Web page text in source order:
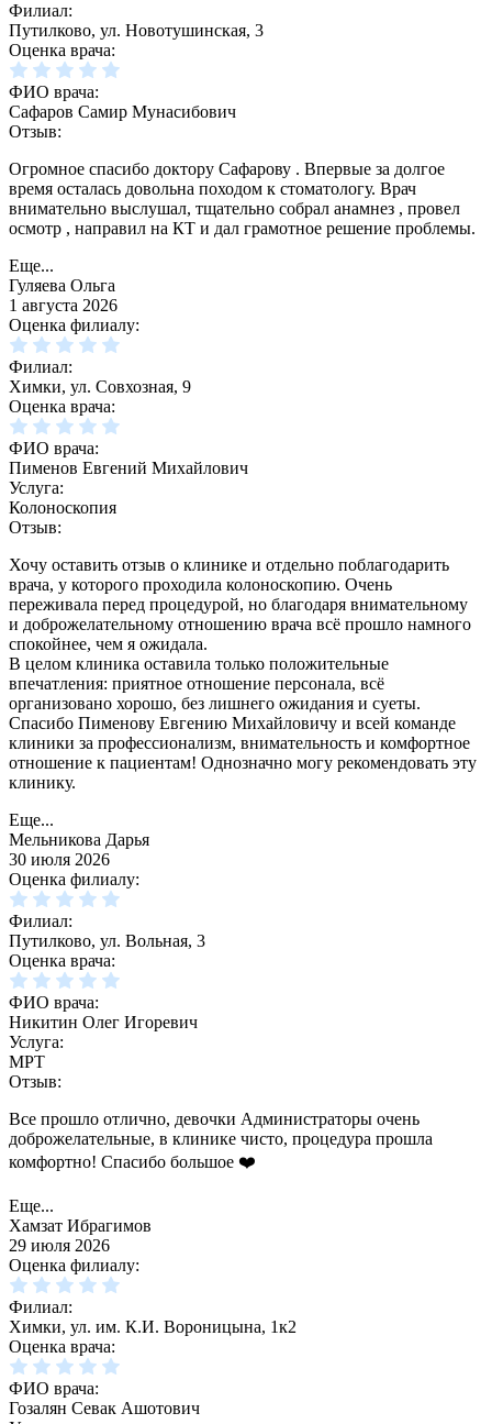
Филиал:
Путилково, ул. Новотушинская, 3
Оценка врача:
ФИО врача:
Сафаров Самир Мунасибович
Отзыв:
Огромное спасибо доктору Сафарову . Впервые за долгое
время осталась довольна походом к стоматологу. Врач
внимательно выслушал, тщательно собрал анамнез , провел
осмотр , направил на КТ и дал грамотное решение проблемы.
Еще...
Гуляева Ольга
1 августа 2026
Оценка филиалу:
Филиал:
Химки, ул. Совхозная, 9
Оценка врача:
ФИО врача:
Пименов Евгений Михайлович
Услуга:
Колоноскопия
Отзыв:
Хочу оставить отзыв о клинике и отдельно поблагодарить
врача, у которого проходила колоноскопию. Очень
переживала перед процедурой, но благодаря внимательному
и доброжелательному отношению врача всё прошло намного
спокойнее, чем я ожидала.
В целом клиника оставила только положительные
впечатления: приятное отношение персонала, всё
организовано хорошо, без лишнего ожидания и суеты.
Спасибо Пименову Евгению Михайловичу и всей команде
клиники за профессионализм, внимательность и комфортное
отношение к пациентам! Однозначно могу рекомендовать эту
клинику.
Еще...
Мельникова Дарья
30 июля 2026
Оценка филиалу:
Филиал:
Путилково, ул. Вольная, 3
Оценка врача:
ФИО врача:
Никитин Олег Игоревич
Услуга:
МРТ
Отзыв:
Все прошло отлично, девочки Администраторы очень
доброжелательные, в клинике чисто, процедура прошла
комфортно! Спасибо большое ❤️
Еще...
Хамзат Ибрагимов
29 июля 2026
Оценка филиалу:
Филиал:
Химки, ул. им. К.И. Вороницына, 1к2
Оценка врача:
ФИО врача:
Гозалян Севак Ашотович